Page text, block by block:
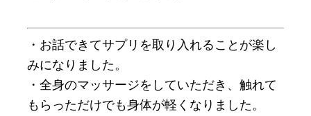
・お話できてサプリを取り入れることが楽し
みになりました。
・全身のマッサージをしていただき、触れて
もらっただけでも身体が軽くなりました。